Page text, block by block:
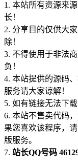
1. 本站所有资源来
长！
2. 分享目的仅供大
除！
3. 不得使用于非法
负！
4. 本站提供的源码
服务请大家谅解！
5. 如有链接无法下
6. 本站不售卖代码
果您喜欢该程序，
版服务。
7. 站长QQ号码